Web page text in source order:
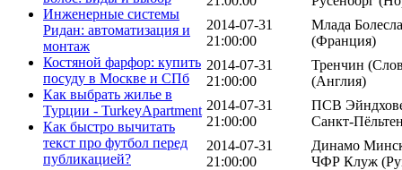
Инженерные системы
Ридан: автоматизация и
монтаж
Костяной фарфор: купить
посуду в Москве и СПб
Как выбрать жилье в
Турции - TurkeyApartment
Как быстро вычитать
текст про футбол перед
публикацией?
2014-07-31
21:00:00
Млада
(Франция)
2014-07-31
21:00:00
Тренчин
(Англия)
2014-07-31
21:00:00
ПСВ
Санкт-
2014-07-31
21:00:00
Динамо
ЧФР Клуж